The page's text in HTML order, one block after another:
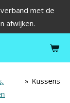
met de
afwijken.
» Kussens